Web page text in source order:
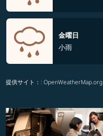
金曜日
小雨
提供サイト： : OpenWeatherMap.org